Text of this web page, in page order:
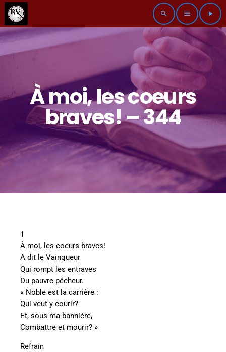
search menu play_arrow
À moi, les coeurs
braves! – 344
1
À moi, les coeurs braves!
A dit le Vainqueur
Qui rompt les entraves
Du pauvre pécheur.
« Noble est la carrière :
Qui veut y courir?
Et, sous ma bannière,
Combattre et mourir? »
Refrain